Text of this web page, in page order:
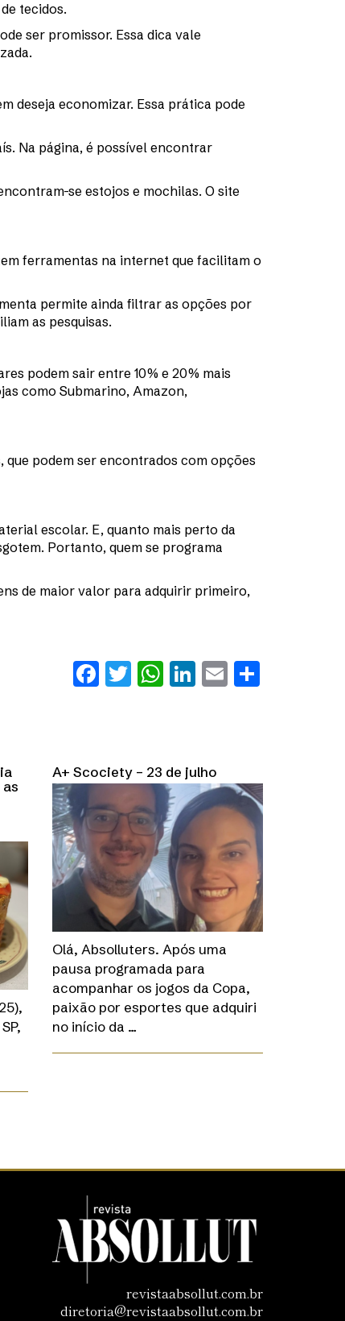
tecidos.
ser promissor. Essa dica vale
deseja economizar. Essa prática pode
Na página, é possível encontrar
se estojos e mochilas. O site
ferramentas na internet que facilitam o
permite ainda filtrar as opções por
as pesquisas.
podem sair entre 10% e 20% mais
como Submarino, Amazon,
que podem ser encontrados com opções
escolar. E, quanto mais perto da
Portanto, quem se programa
de maior valor para adquirir primeiro,
Facebook
Twitter
WhatsApp
LinkedIn
Email
A+ Scociety – 23 de julho
Olá, Absolluters. Após uma
pausa programada para
acompanhar os jogos da Copa,
paixão por esportes que adquiri
no início da …
revistaabsollut.com.br
diretoria@revistaabsollut.com.br